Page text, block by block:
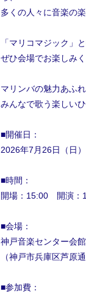
多くの人々に音楽の
「マリコマジック」
ぜひ会場でお楽しみく
マリンバの魅力あふれ
みんなで歌う楽しい
■開催日：
2026年7月26日（日）
■時間：
開場：15:00 開演：
■会場：
神戸音楽センター会館
（神戸市兵庫区芦原
■参加費：